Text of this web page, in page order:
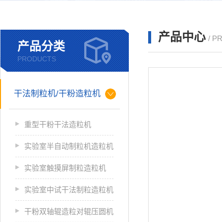
产品分类
PRODUCTS
干法制粒机/干粉造粒机
重型干粉干法造粒机
实验室半自动制粒机造粒机
实验室触摸屏制粒造粒机
实验室中试干法制粒造粒机
干粉双轴辊造粒对辊压圆机
产品中心 /